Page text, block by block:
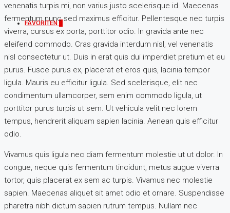
FAVORITEN0
venenatis turpis mi, non varius justo scelerisque id. Maecenas
fermentum nunc sed maximus efficitur. Pellentesque nec turpis
viverra, cursus ex porta, porttitor odio. In gravida ante nec
eleifend commodo. Cras gravida interdum nisl, vel venenatis
nisl consectetur ut. Duis in erat quis dui imperdiet pretium et eu
purus. Fusce purus ex, placerat et eros quis, lacinia tempor
ligula. Mauris eu efficitur ligula. Sed scelerisque, elit nec
condimentum ullamcorper, sem enim commodo ligula, ut
porttitor purus turpis ut sem. Ut vehicula velit nec lorem
tempus, hendrerit aliquam sapien lacinia. Aenean quis efficitur
odio.
Vivamus quis ligula nec diam fermentum molestie ut ut dolor. In
congue, neque quis fermentum tincidunt, metus augue viverra
tortor, quis placerat ex sem ac turpis. Vivamus nec molestie
sapien. Maecenas aliquet sit amet odio et ornare. Suspendisse
pharetra nibh dictum sapien rutrum tempus. Nullam nec